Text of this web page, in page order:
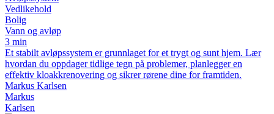
Vedlikehold
Bolig
Vann og avløp
3 min
Et stabilt avløpssystem er grunnlaget for et trygt og sunt hjem. Lær
hvordan du oppdager tidlige tegn på problemer, planlegger en
effektiv kloakkrenovering og sikrer rørene dine for framtiden.
Markus Karlsen
Markus
Karlsen